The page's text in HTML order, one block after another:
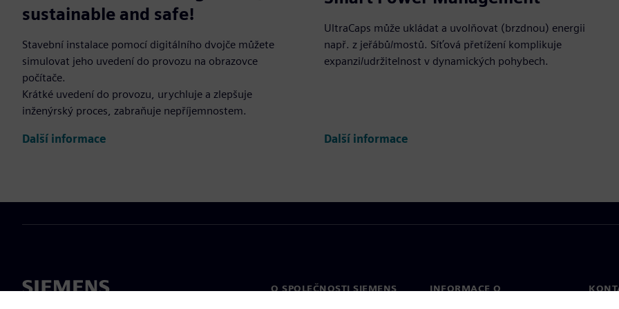
sustainable and safe!
Stavební instalace pomocí digitálního dvojče můžete
simulovat jeho uvedení do provozu na obrazovce
počítače.
Krátké uvedení do provozu, urychluje a zlepšuje
inženýrský proces, zabraňuje nepříjemnostem.
Další informace
UltraCaps může ukládat a uvolňovat (brzdnou) energii
např. z jeřábů/mostů. Síťová přetížení komplikuje
expanzi/udržitelnost v dynamických pohybech.
Další informace
O SPOLEČNOSTI SIEMENS
INFORMACE O